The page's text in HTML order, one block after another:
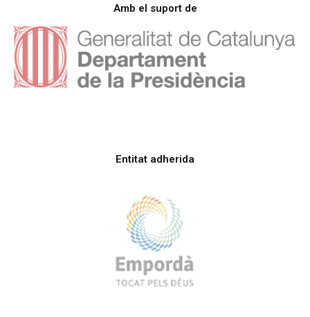
Amb el suport de
Entitat adherida